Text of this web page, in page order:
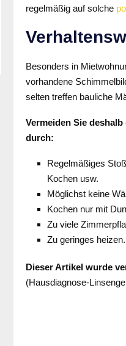
regelmäßig auf solche
Besonders in
vorhandene
selten treffen bauliche
Vermeiden Sie
durch:
Regelmäßiges
Kochen usw.
Möglichst keine
Kochen nur mit
Zu viele
Zu geringes heizen.
Dieser Artikel wurde
(Hausdiagnose-